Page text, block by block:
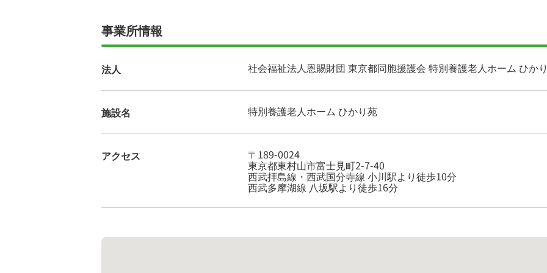
事業所情報
法人 社会福祉法人恩賜財団 東京都同胞援護会 特別養護老人ホーム ひか
施設名 特別養護老人ホーム ひかり苑
アクセス 〒189-0024
東京都東村山市富士見町2-7-40
西武拝島線・西武国分寺線 小川駅より徒歩10分
西武多摩湖線 八坂駅より徒歩16分